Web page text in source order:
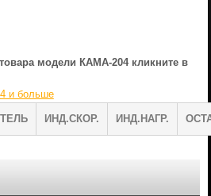
модели КАМА-204 кликните в
4 и больше
ИНД.СКОР. ИНД.НАГР.